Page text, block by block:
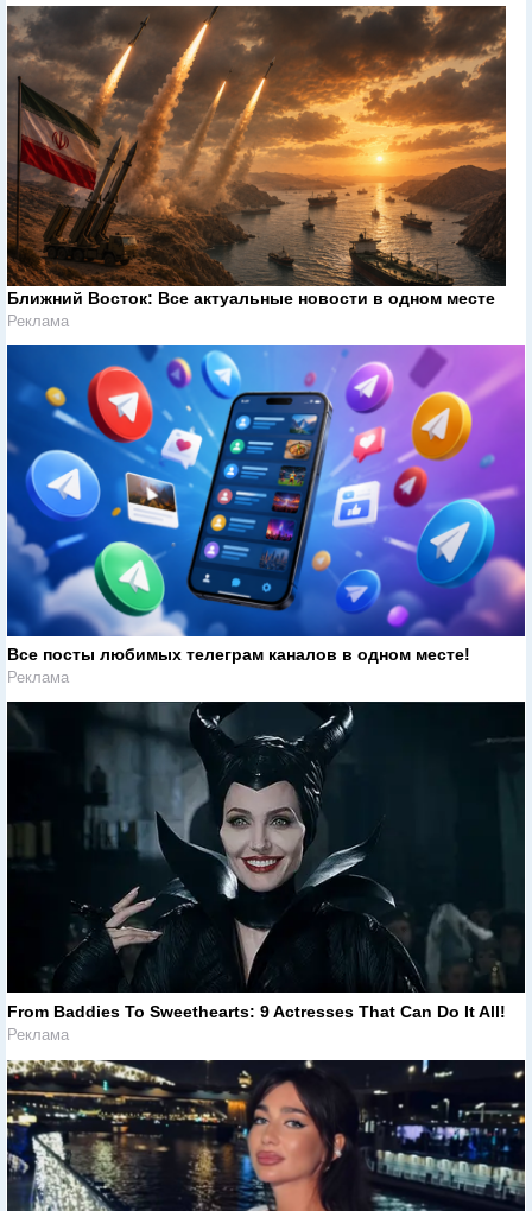
Ближний Восток: Все актуальные новости в одном месте
Реклама
Все посты любимых телеграм каналов в одном месте!
Реклама
From Baddies To Sweethearts: 9 Actresses That Can Do It All!
Реклама